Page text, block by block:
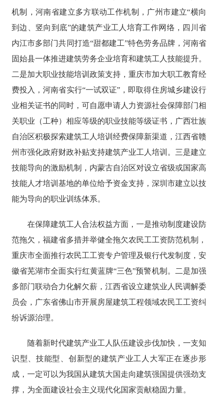
机制，河南省建立多方联动工作机制，广州市建立“横向
到边、竖向到底”的建筑产业工人培育工作网络，四川省
内江市多部门共同打造“甜都建工”特色劳务品牌，河南省
固始县一体推进建筑劳务企业培育和建筑工人技能提升。
二是加大职业技能培训政策支持，重庆市加大职工教育经
费投入，河南省实行“一试双证”，即取得住房城乡建设行
业相关证书的同时，可自愿申请人力资源社会保障部门相
关职业（工种）相应等级的职业技能等级证书，广西壮族
自治区积极探索建筑工人培训经费保障新渠道，江西省赣
州市强化政府财政补贴支持建筑产业工人培训。三是建立
技能导向的激励机制，内蒙古自治区对设立省级或国家高
技能人才培训基地的单位给予资金支持，深圳市建立以技
能为导向的职业训练体系。
在保障建筑工人合法权益方面，一是推动制度建设防
范拖欠，福建省多措并举健全拖欠农民工工资防范机制，
重庆市全面推行农民工工资专户管理及银行代发制度，安
徽省芜湖市全面实行红黄蓝牌“三色”预警机制。二是加强
多部门联动合力化解欠薪，江西省设立建筑业人民调解委
员会，广东省佛山市开展房屋建筑工程领域农民工工资纠
纷诉源治理。
随着新时代建筑产业工人队伍建设步伐加快，一支知
识型、技能型、创新型的建筑产业工人大军正在逐步形
成，一定可以为我国从建筑大国走向建筑强国提供强劲支
撑，为全面建设社会主义现代化国家贡献稳固力量。